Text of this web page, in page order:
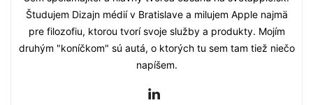
Študujem Dizajn médií v Bratislave a milujem Apple najmä
pre filozofiu, ktorou tvorí svoje služby a produkty. Mojím
druhým "koníčkom" sú autá, o ktorých tu sem tam tiež niečo
napíšem.